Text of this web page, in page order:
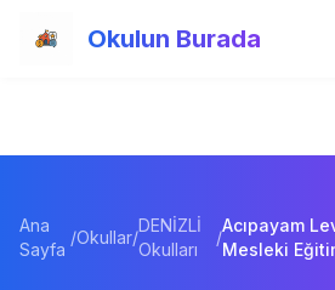
Okulun Burada
Okullar
Ana
Sayfa
/Okullar/
DENİZLİ
Okulları
/
Acıpayam
Mesleki